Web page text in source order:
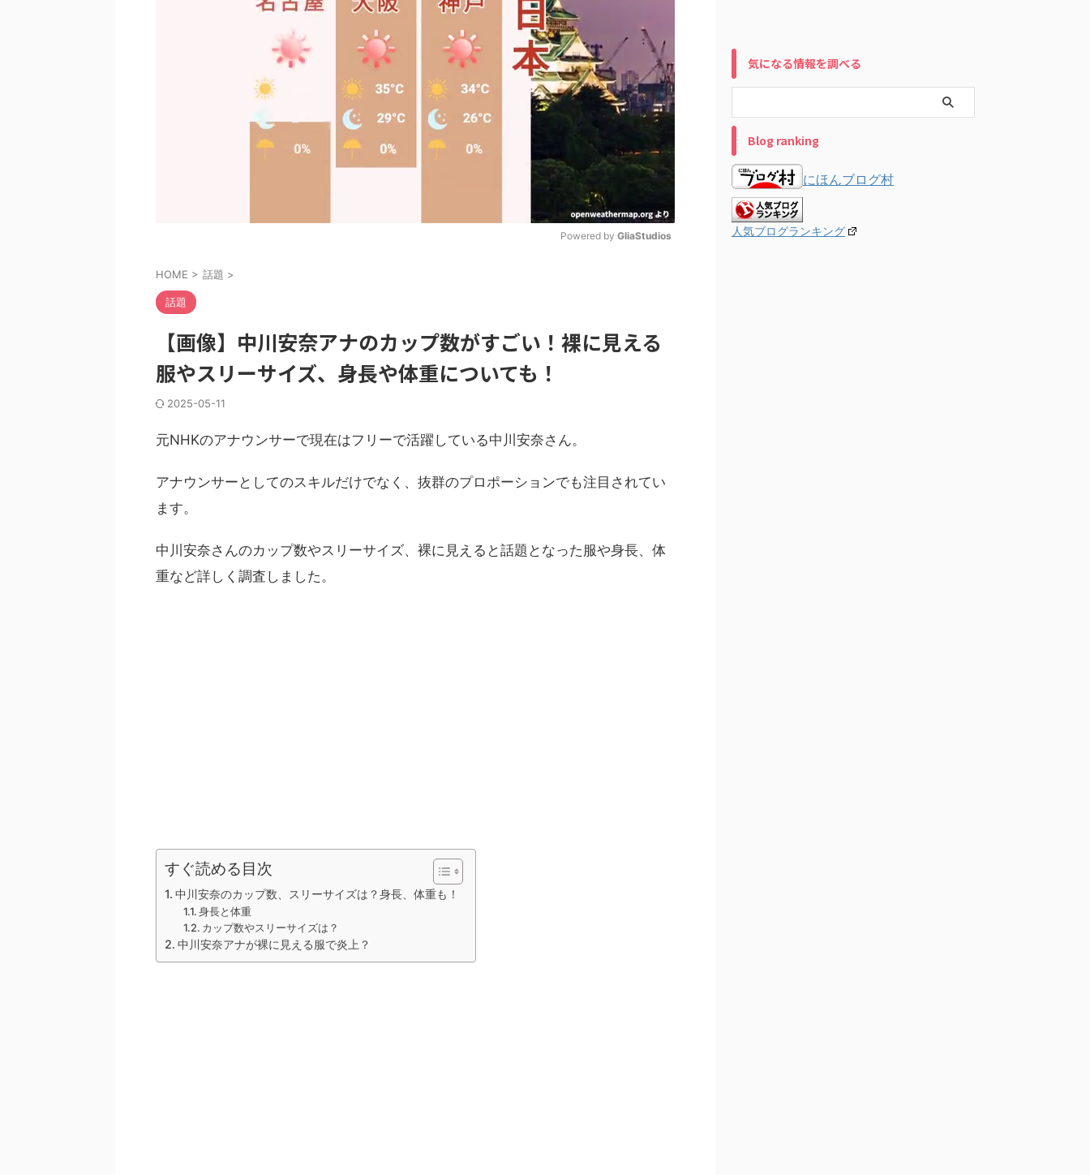
e
Powered by GliaStudios
HOME > 話題 >
話題
【画像】中川安奈アナのカップ数がすごい！裸に見える
服やスリーサイズ、身長や体重についても！
2025-05-11
元NHKのアナウンサーで現在はフリーで活躍している中川安奈さん。
アナウンサーとしてのスキルだけでなく、抜群のプロポーションでも注目されてい
ます。
中川安奈さんのカップ数やスリーサイズ、裸に見えると話題となった服や身長、体
重など詳しく調査しました。
すぐ読める目次
中川安奈のカップ数、スリーサイズは？身長、体重も！
身長と体重
カップ数やスリーサイズは？
中川安奈アナが裸に見える服で炎上？
気になる情報を調べる
Blog ranking
にほんブログ村
人気ブログランキング